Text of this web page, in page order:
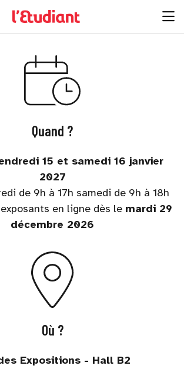
Quand ?
15 et samedi 16 janvier
2027
de 9h à 17h samedi de 9h à 18h
en ligne dès le mardi 29
décembre 2026
Où ?
Expositions - Hall B2